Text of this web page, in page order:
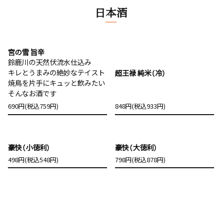
日本酒
宮の雪 旨辛
鈴鹿川の天然伏流水仕込み
キレとうまみの絶妙なテイスト
焼鳥を片手にキュッと飲みたい
そんなお酒です
690円(税込759円)
超王禄 純米（冷）
848円(税込933円)
豪快（小徳利）
498円(税込548円)
豪快（大徳利）
798円(税込878円)